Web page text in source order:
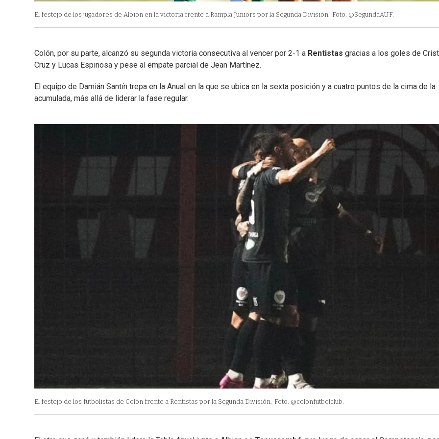
El festejo de los jugadores de Albion en la victoria frente a Rampla Juniors por la Segunda División. Foto: @SegundaAUF.
Colón, por su parte, alcanzó su segunda victoria consecutiva al vencer por 2-1 a Rentistas gracias a los goles de
Cruz y Lucas Espinosa y pese al empate parcial de Jean Martínez.
El equipo de Damián Santín trepa en la Anual en la que se ubica en la sexta posición y a cuatro puntos de la cima de la
acumulada, más allá de liderar la fase regular.
El festejo de los futbolistas de Colón frente a Rentistas por la Segunda División. Foto: @colonfutbolclub.